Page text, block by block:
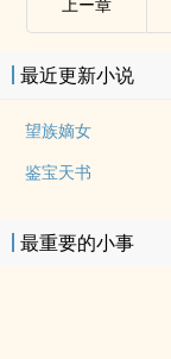
最近更新小说
望族嫡女
鉴宝天书
最重要的小事